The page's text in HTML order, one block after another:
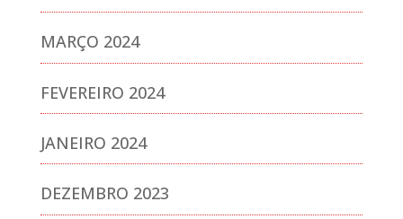
MARÇO 2024
FEVEREIRO 2024
JANEIRO 2024
DEZEMBRO 2023